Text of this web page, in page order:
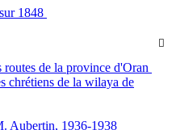
1848

de la province d'Oran
chrétiens de la wilaya de
Aubertin, 1936-1938